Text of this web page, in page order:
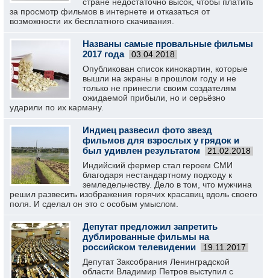
за просмотр фильмов в интернете и отказаться от
возможности их бесплатного скачивания.
Названы самые провальные фильмы
2017 года
03.04.2018
Опубликован список кинокартин, которые
вышли на экраны в прошлом году и не
только не принесли своим создателям
ожидаемой прибыли, но и серьёзно
ударили по их карману.
Индиец развесил фото звезд
фильмов для взрослых у грядок и
был удивлен результатом
21.02.2018
Индийский фермер стал героем СМИ
благодаря нестандартному подходу к
земледельчеству. Дело в том, что мужчина
решил развесить изображения горячих красавиц вдоль своего
поля. И сделал он это с особым умыслом.
Депутат предложил запретить
дублированные фильмы на
российском телевидении
19.11.2017
Депутат Заксобрания Ленинградской
области Владимир Петров выступил с